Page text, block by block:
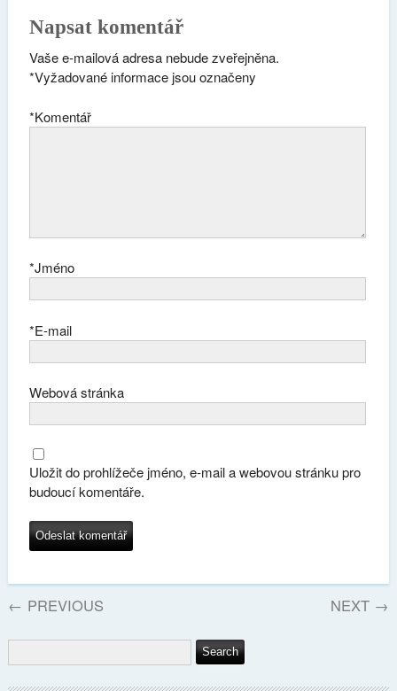
Napsat komentář
Vaše e-mailová adresa nebude zveřejněna.
Vyžadované informace jsou označeny
*
Komentář
*
Jméno
*
E-mail
*
Webová stránka
Uložit do prohlížeče jméno, e-mail a webovou stránku pro
budoucí komentáře.
← PREVIOUS NEXT →